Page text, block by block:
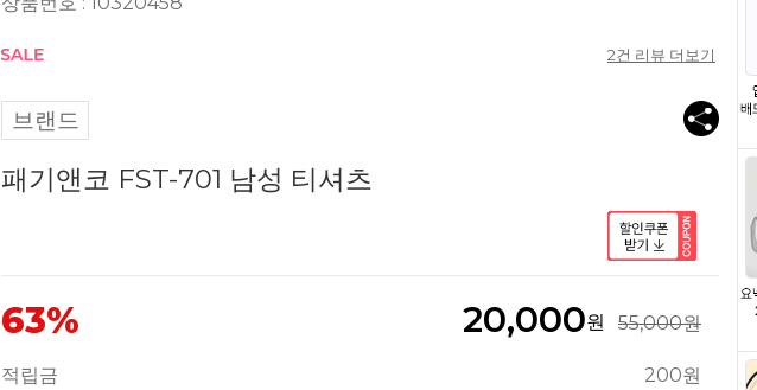
2건 리뷰 더보기
브랜드
패기앤코 FST-701 남성 티셔츠
63% 20,000원 55,000원
적립금 200원